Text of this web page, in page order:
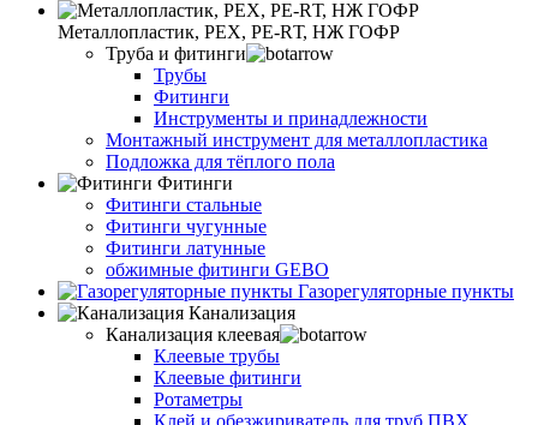
Металлопластик, РЕХ, РЕ-RТ, НЖ ГОФР
Труба и фитинги
Трубы
Фитинги
Инструменты и принадлежности
Монтажный инструмент для металлопластика
Подложка для тёплого пола
Фитинги
Фитинги стальные
Фитинги чугунные
Фитинги латунные
обжимные фитинги GEBO
Газорегуляторные пункты
Канализация
Канализация клеевая
Клеевые трубы
Клеевые фитинги
Ротаметры
Клей и обезжириватель для труб ПВХ